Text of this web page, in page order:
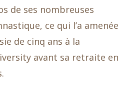
de ses nombreuses
ce qui l’a amenée
de cinq ans à la
avant sa retraite en